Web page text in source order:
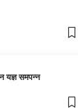
यज्ञ समपन्न